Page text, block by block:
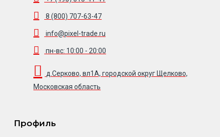
8 (800) 707-63-47
info@pixel-trade.ru
пн-вс: 10:00 - 20:00
д.Серково, вл1А, городской округ Щелково,
Московская область
Профиль